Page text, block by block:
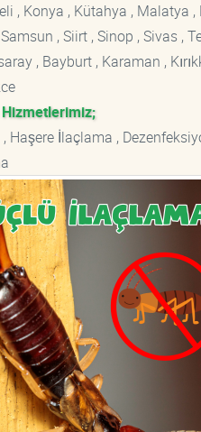
, Konya , Kütahya ,
, Siirt , Sinop , Sivas ,
, Bayburt , Karaman ,
Haşere İlaçlama ,